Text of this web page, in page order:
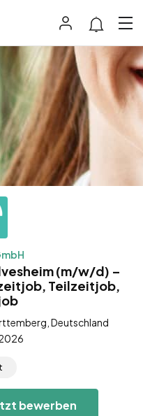
(m/w/d) –
Teilzeitjob,
Deutschland
bewerben